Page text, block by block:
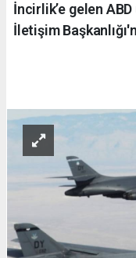
İncirlik’e gelen
İletişim